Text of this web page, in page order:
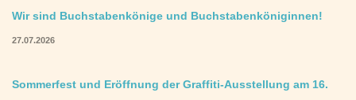
Wir sind Buchstabenkönige und Buchstabenköniginnen!
27.07.2026
Sommerfest und Eröffnung der Graffiti-Ausstellung am 16.